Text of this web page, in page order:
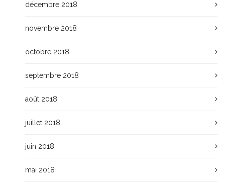
décembre 2018
novembre 2018
octobre 2018
septembre 2018
août 2018
juillet 2018
juin 2018
mai 2018